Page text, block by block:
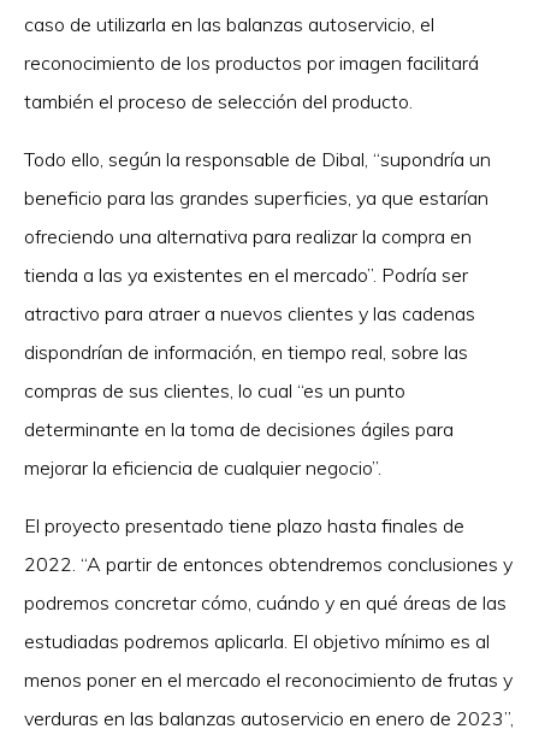
caso de utilizarla en las balanzas autoservicio, el
reconocimiento de los productos por imagen facilitará
también el proceso de selección del producto.
Todo ello, según la responsable de Dibal, “supondría un
beneficio para las grandes superficies, ya que estarían
ofreciendo una alternativa para realizar la compra en
tienda a las ya existentes en el mercado”. Podría ser
atractivo para atraer a nuevos clientes y las cadenas
dispondrían de información, en tiempo real, sobre las
compras de sus clientes, lo cual “es un punto
determinante en la toma de decisiones ágiles para
mejorar la eficiencia de cualquier negocio”.
El proyecto presentado tiene plazo hasta finales de
2022. “A partir de entonces obtendremos conclusiones y
podremos concretar cómo, cuándo y en qué áreas de las
estudiadas podremos aplicarla. El objetivo mínimo es al
menos poner en el mercado el reconocimiento de frutas y
verduras en las balanzas autoservicio en enero de 2023”,